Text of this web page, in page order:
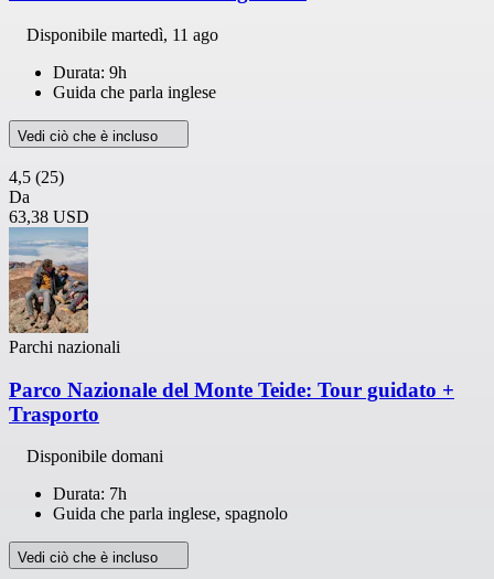
Disponibile martedì, 11 ago
Durata: 9h
Guida che parla inglese
Vedi ciò che è incluso
4,5 (25)
Da
63,38 USD
Parchi nazionali
Parco Nazionale del Monte Teide: Tour guidato +
Trasporto
Disponibile domani
Durata: 7h
Guida che parla inglese, spagnolo
Vedi ciò che è incluso